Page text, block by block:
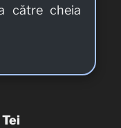
către cheia